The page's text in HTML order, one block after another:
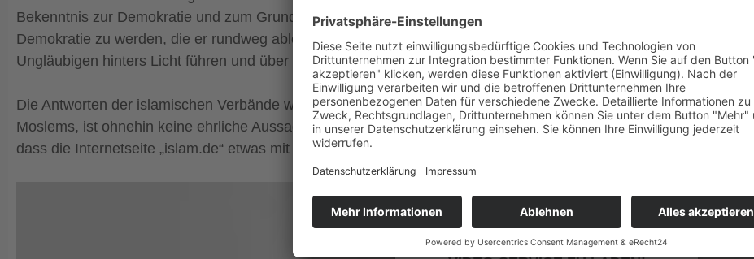
Bekenntnis zur Demokratie und zum Grundgesetz vorzufaseln, um damit quasi Beruhigungspillen zu
Demokratie zu werden, die er rundweg ablehnt, sondern um zu herrschen. Für die Zeit der Machtlosigkeit ist die
Ungläubigen hinters Licht führen und über die wahren Ziele im Unklaren zu lassen.
Die Antworten der islamischen Verbände werden daher als schwammige Nebelkerzen daherkommen. Von
Moslems, ist ohnehin keine ehrliche Aussage zu erwarten. Der quasi Berufslügner hatte Anfang des Jahres in
dass die Internetseite „islam.de“ etwas mit dem Zentralrat zu tun hätte, obwohl das offensichtlich Fakt ist:
WIR BENÖTIGEN IHRE
ZUSTIMMUNG, UM DEN YOUTUBE